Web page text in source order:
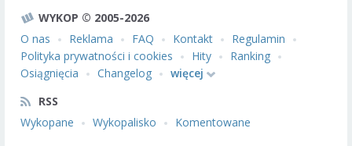
WYKOP © 2005-2026
O nas
Reklama FAQ Kontakt
Regulamin
Polityka prywatności i cookies
Hity
Ranking
Osiągnięcia
Changelog
więcej
RSS
Wykopane
Wykopalisko
Komentowane